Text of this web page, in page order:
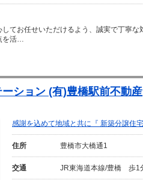
てお任せいただけるよう、誠実で丁寧な
を活…
ション (有)豊橋駅前不動産
感謝を込めて地域と共に『 新築分譲住
住所 豊橋市大橋通1
交通 JR東海道本線/豊橋 歩1